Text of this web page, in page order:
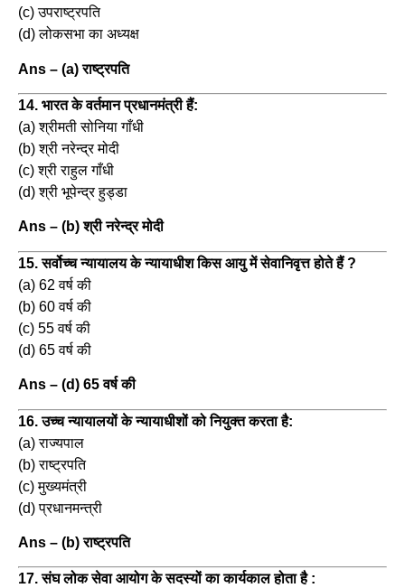
(c) उपराष्ट्रपति
(d) लोकसभा का अध्यक्ष
Ans – (a) राष्ट्रपति
14. भारत के वर्तमान प्रधानमंत्री हैं:
(a) श्रीमती सोनिया गाँधी
(b) श्री नरेन्द्र मोदी
(c) श्री राहुल गाँधी
(d) श्री भूपेन्द्र हुड्डा
Ans – (b) श्री नरेन्द्र मोदी
15. सर्वोच्च न्यायालय के न्यायाधीश किस आयु में सेवानिवृत्त होते हैं ?
(a) 62 वर्ष की
(b) 60 वर्ष की
(c) 55 वर्ष की
(d) 65 वर्ष की
Ans – (d) 65 वर्ष की
16. उच्च न्यायालयों के न्यायाधीशों को नियुक्त करता है:
(a) राज्यपाल
(b) राष्ट्रपति
(c) मुख्यमंत्री
(d) प्रधानमन्त्री
Ans – (b) राष्ट्रपति
17. संघ लोक सेवा आयोग के सदस्यों का कार्यकाल होता है :